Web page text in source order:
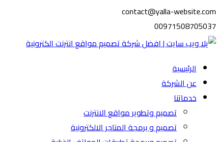
contact@yalla-website.com
00971508705037
الرئيسية
عن الشركة
خدماتنا
تصميم وتطوير مواقع الانترنت
تصميم و برمجة المتاجر الالكترونية